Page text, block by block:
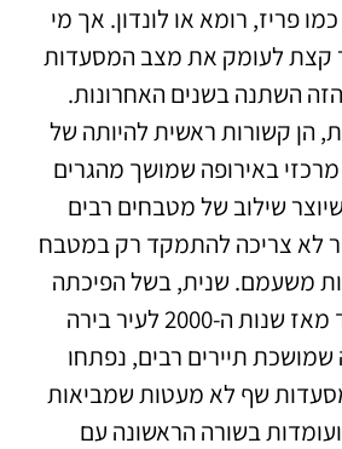
פריז, רומא או לונדון. אך מי
קצת לעומק את מצב המסעדות
השתנה בשנים האחרונות.
הן קשורות ראשית להיותה של
מרכזי באירופה שמושך מהגרים
שילוב של מטבחים רבים
לא צריכה להתמקד רק במטבח
משעמם. שנית, בשל הפיכתה
של ברלין, באיחוד מאז שנות ה-2000 לעיר בירה
שמושכת תיירים רבים, נפתחו
שף לא מעטות שמביאות
בשורה הראשונה עם